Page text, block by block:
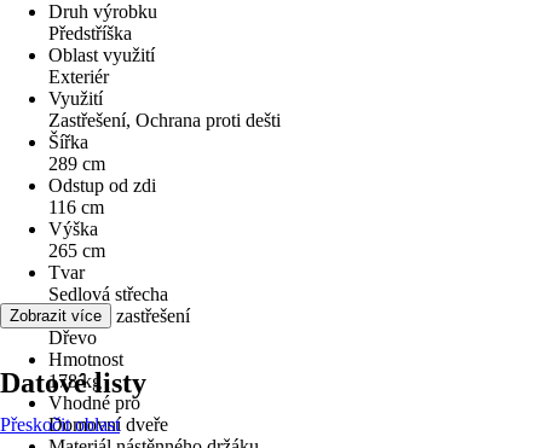
Druh výrobku
Předstříška
Oblast využití
Exteriér
Využití
Zastřešení, Ochrana proti dešti
Šířka
289 cm
Odstup od zdi
116 cm
Výška
265 cm
Tvar
Sedlová střecha
Materiál zastřešení
Dřevo
Hmotnost
178 kg
Vhodné pro
Domovní dveře
Zobrazit více
Datové listy
Přeskočit oblast